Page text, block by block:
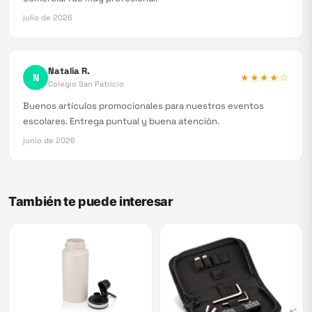
julio de 2026
N Natalia R.
Colegio San Patricio
★★★★☆
Buenos artículos promocionales para nuestros eventos
escolares. Entrega puntual y buena atención.
junio de 2026
También te puede interesar